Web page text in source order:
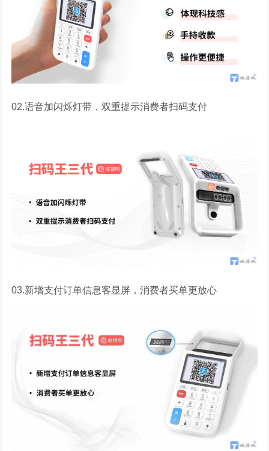
02.语音加闪烁灯带，双重提示消费者扫码支付
03.新增支付订单信息客显屏，消费者买单更放心